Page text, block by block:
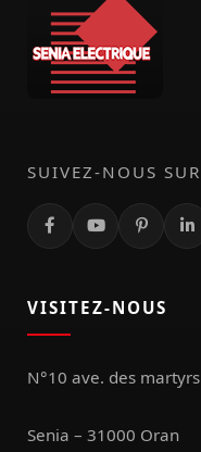
SUIVEZ-NOUS SUR
VISITEZ-NOUS
N°10 ave. des martyrs
Senia – 31000 Oran